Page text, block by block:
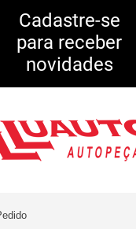
5% DE DESCONTO
DE CASHBACK
Regulamento
Cadastre-se
para receber
novidades